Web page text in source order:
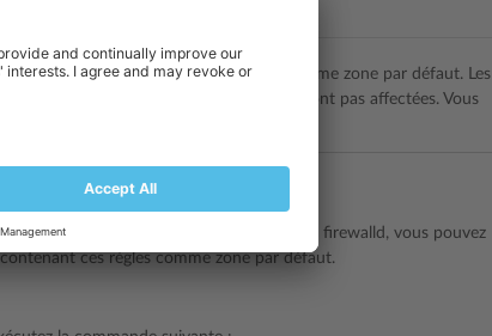
« plesk » et définit cette zone comme zone par défaut. Les
sont perdues. Les
ne sont pas affectées. Vous
d’installer Plesk en les ajoutant à la zone firewalld, vous pouvez
ces règles comme zone par défaut.